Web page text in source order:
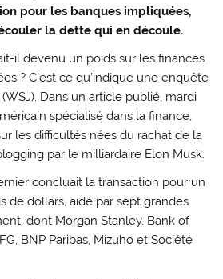
pour les banques impliquées,
la dette qui en découle.
il devenu un poids sur les finances
? C’est ce qu’indique une enquête
Dans un article publié, mardi
spécialisé dans la finance,
les difficultés nées du rachat de la
par le milliardaire Elon Musk.
concluait la transaction pour un
de dollars, aidé par sept grandes
dont Morgan Stanley, Bank of
BNP Paribas, Mizuho et Société